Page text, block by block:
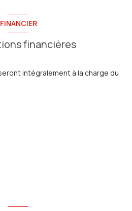
FINANCIER
financières
intégralement à la charge du